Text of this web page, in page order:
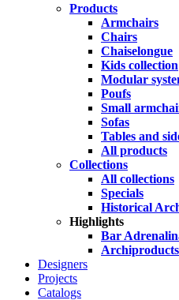
Products
Armchairs
Chairs
Chaiselongue
Kids collection
Modular
Poufs
Small
Sofas
Tables and
All products
Collections
All collections
Specials
Historical
Highlights
Bar
Designers
Projects
Catalogs